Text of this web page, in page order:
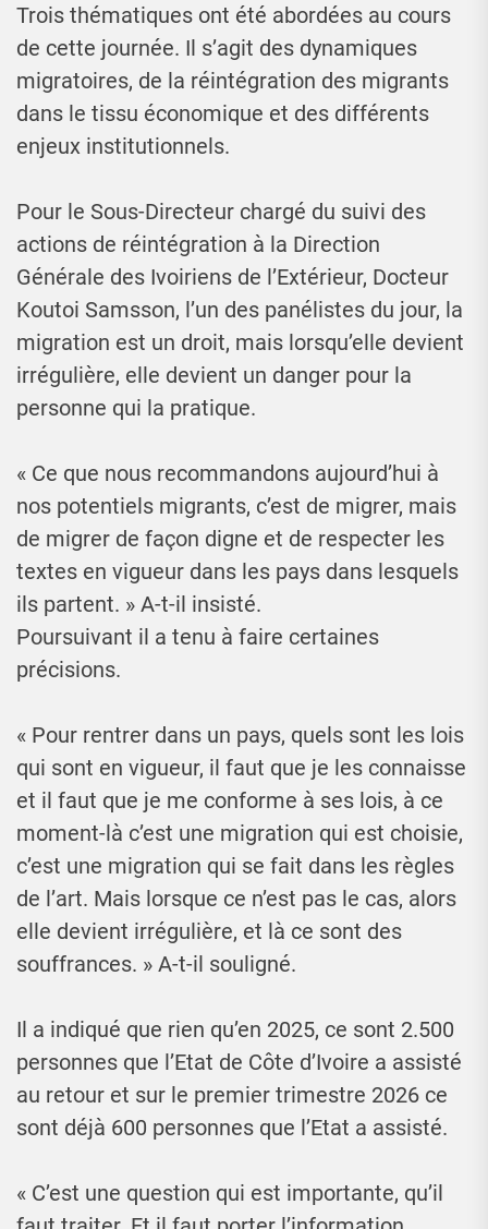
Trois thématiques ont été abordées au cours
de cette journée. Il s’agit des dynamiques
migratoires, de la réintégration des migrants
dans le tissu économique et des différents
enjeux institutionnels.
Pour le Sous-Directeur chargé du suivi des
actions de réintégration à la Direction
Générale des Ivoiriens de l’Extérieur, Docteur
Koutoi Samsson, l’un des panélistes du jour, la
migration est un droit, mais lorsqu’elle devient
irrégulière, elle devient un danger pour la
personne qui la pratique.
« Ce que nous recommandons aujourd’hui à
nos potentiels migrants, c’est de migrer, mais
de migrer de façon digne et de respecter les
textes en vigueur dans les pays dans lesquels
ils partent. » A-t-il insisté.
Poursuivant il a tenu à faire certaines
précisions.
« Pour rentrer dans un pays, quels sont les lois
qui sont en vigueur, il faut que je les connaisse
et il faut que je me conforme à ses lois, à ce
moment-là c’est une migration qui est choisie,
c’est une migration qui se fait dans les règles
de l’art. Mais lorsque ce n’est pas le cas, alors
elle devient irrégulière, et là ce sont des
souffrances. » A-t-il souligné.
Il a indiqué que rien qu’en 2025, ce sont 2.500
personnes que l’Etat de Côte d’Ivoire a assisté
au retour et sur le premier trimestre 2026 ce
sont déjà 600 personnes que l’Etat a assisté.
« C’est une question qui est importante, qu’il